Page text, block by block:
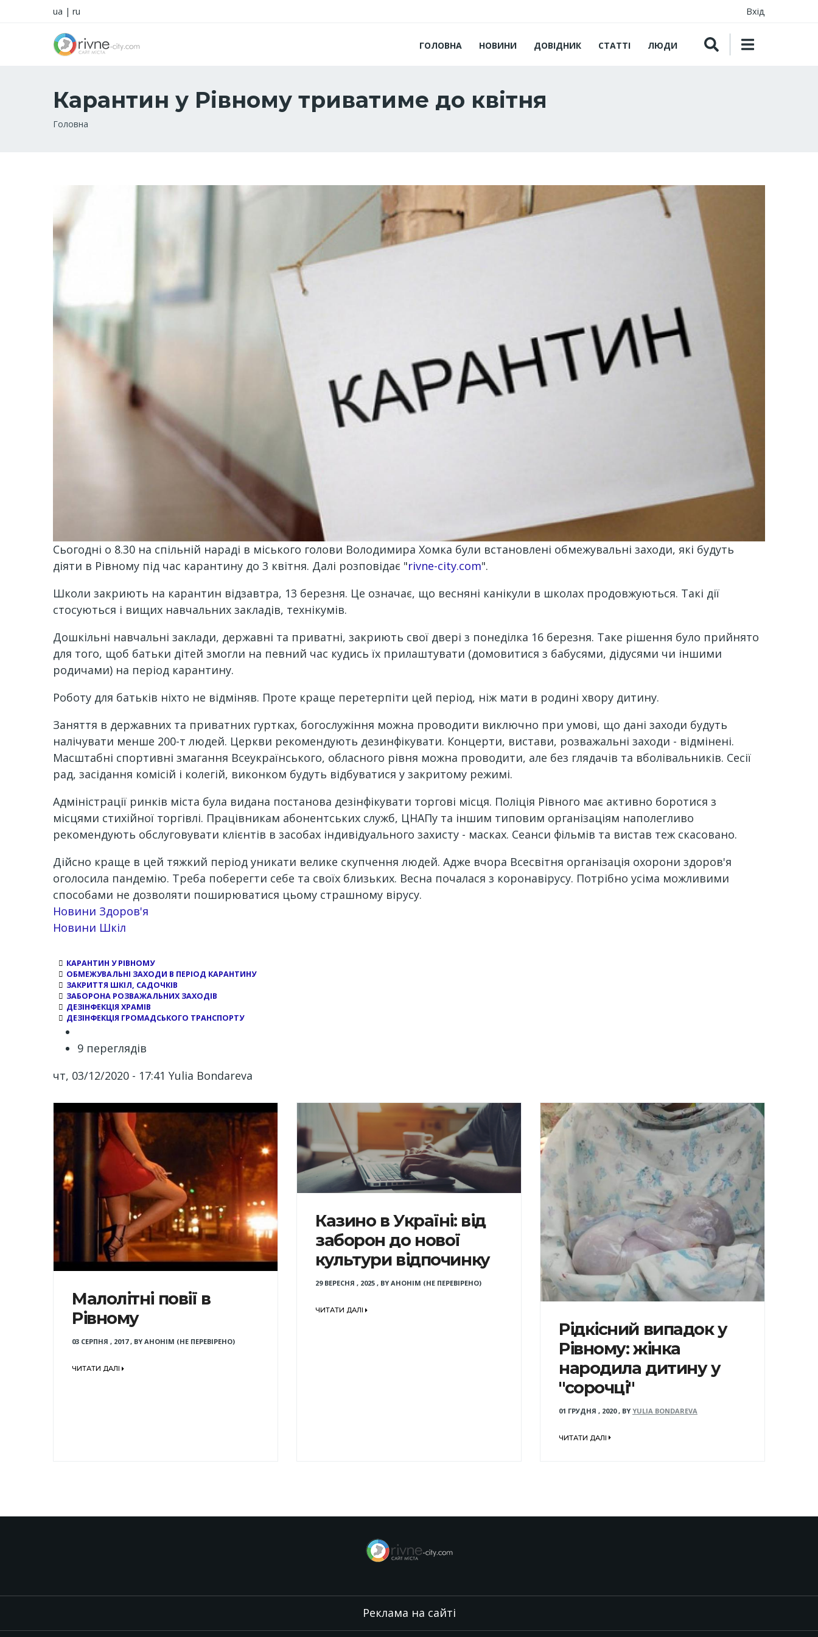
ua | ru Вхід
ГОЛОВНА НОВИНИ ДОВІДНИК СТАТТІ ЛЮДИ
Карантин у Рівному триватиме до квітня
Рядок
Головна
Сьогодні о 8.30 на спільній нараді в міського голови Володимира Хомка були встановлені обмежувальні заходи, які будуть
діяти в Рівному під час карантину до 3 квітня. Далі розповідає "rivne-city.com".
Школи закриють на карантин відзавтра, 13 березня. Це означає, що весняні канікули в школах продовжуються. Такі дії
стосуються і вищих навчальних закладів, технікумів.
Дошкільні навчальні заклади, державні та приватні, закриють свої двері з понеділка 16 березня. Таке рішення було прийнято
для того, щоб батьки дітей змогли на певний час кудись їх прилаштувати (домовитися з бабусями, дідусями чи іншими
родичами) на період карантину.
Роботу для батьків ніхто не відміняв. Проте краще перетерпіти цей період, ніж мати в родині хвору дитину.
Заняття в державних та приватних гуртках, богослужіння можна проводити виключно при умові, що дані заходи будуть
налічувати менше 200-т людей. Церкви рекомендують дезинфікувати. Концерти, вистави, розважальні заходи - відмінені.
Масштабні спортивні змагання Всеукраїнського, обласного рівня можна проводити, але без глядачів та вболівальників. Сесії
рад, засідання комісій і колегій, виконком будуть відбуватися у закритому режимі.
Адміністрації ринків міста була видана постанова дезінфікувати торгові місця. Поліція Рівного має активно боротися з
місцями стихійної торгівлі. Працівникам абонентських служб, ЦНАПу та іншим типовим організаціям наполегливо
рекомендують обслуговувати клієнтів в засобах індивідуального захисту - масках. Сеанси фільмів та вистав теж скасовано.
Дійсно краще в цей тяжкий період уникати велике скупчення людей. Адже вчора Всесвітня організація охорони здоров'я
оголосила пандемію. Треба поберегти себе та своїх близьких. Весна почалася з коронавірусу. Потрібно усіма можливими
способами не дозволяти поширюватися цьому страшному вірусу.
Новини Здоров'я
Новини Шкіл
КАРАНТИН У РІВНОМУ
ОБМЕЖУВАЛЬНІ ЗАХОДИ В ПЕРІОД КАРАНТИНУ
ЗАКРИТТЯ ШКІЛ, САДОЧКІВ
ЗАБОРОНА РОЗВАЖАЛЬНИХ ЗАХОДІВ
ДЕЗІНФЕКЦІЯ ХРАМІВ
ДЕЗІНФЕКЦІЯ ГРОМАДСЬКОГО ТРАНСПОРТУ
9 переглядів
чт, 03/12/2020 - 17:41 Yulia Bondareva
Малолітні повії в
Рівному
03 СЕРПНЯ , 2017, BY АНОНІМ (НЕ ПЕРЕВІРЕНО)
ЧИТАТИ ДАЛІ
Казино в Україні: від
заборон до нової
культури відпочинку
29 ВЕРЕСНЯ , 2025, BY АНОНІМ (НЕ ПЕРЕВІРЕНО)
ЧИТАТИ ДАЛІ
Рідкісний випадок у
Рівному: жінка
народила дитину у
"сорочці"
01 ГРУДНЯ , 2020, BY YULIA BONDAREVA
ЧИТАТИ ДАЛІ
Реклама на сайті